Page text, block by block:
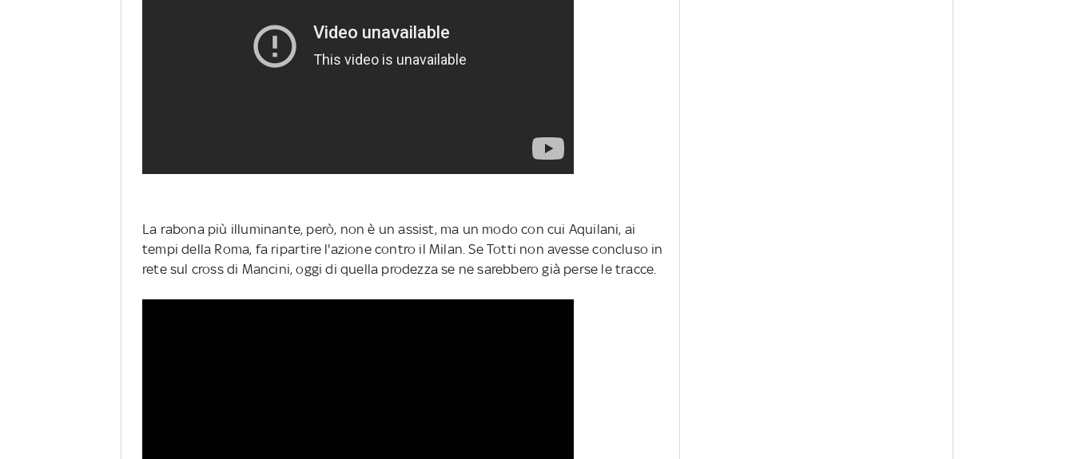
La rabona più illuminante, però, non è un assist, ma un modo con cui Aquilani, ai
tempi della Roma, fa ripartire l'azione contro il Milan. Se Totti non avesse concluso in
rete sul cross di Mancini, oggi di quella prodezza se ne sarebbero già perse le tracce.